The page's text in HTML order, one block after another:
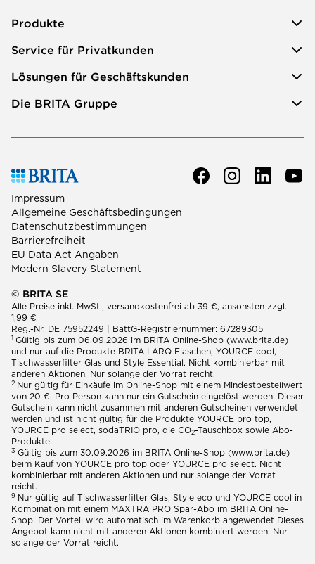
Produkte
Service für Privatkunden
Lösungen für Geschäftskunden
Die BRITA Gruppe
Impressum
Allgemeine Geschäftsbedingungen
Datenschutzbestimmungen
Barrierefreiheit
EU Data Act Angaben
Modern Slavery Statement
© BRITA SE
Alle Preise inkl. MwSt., versandkostenfrei ab 39 €, ansonsten zzgl.
1,99 €
Reg.-Nr. DE 75952249 | BattG-Registriernummer: 67289305
1 Gültig bis zum 06.09.2026 im BRITA Online-Shop (www.brita.de)
und nur auf die Produkte BRITA LARQ Flaschen, YOURCE cool,
Tischwasserfilter Glas und Style Essential. Nicht kombinierbar mit
anderen Aktionen. Nur solange der Vorrat reicht.
2 Nur gültig für Einkäufe im Online-Shop mit einem Mindestbestellwert
von 20 €. Pro Person kann nur ein Gutschein eingelöst werden. Dieser
Gutschein kann nicht zusammen mit anderen Gutscheinen verwendet
werden und ist nicht gültig für die Produkte YOURCE pro top,
YOURCE pro select, sodaTRIO pro, die CO2-Tauschbox sowie Abo-
Produkte.
3 Gültig bis zum 30.09.2026 im BRITA Online-Shop (www.brita.de)
beim Kauf von YOURCE pro top oder YOURCE pro select. Nicht
kombinierbar mit anderen Aktionen und nur solange der Vorrat
reicht.
9 Nur gültig auf Tischwasserfilter Glas, Style eco und YOURCE cool in
Kombination mit einem MAXTRA PRO Spar-Abo im BRITA Online-
Shop. Der Vorteil wird automatisch im Warenkorb angewendet Dieses
Angebot kann nicht mit anderen Aktionen kombiniert werden. Nur
solange der Vorrat reicht.